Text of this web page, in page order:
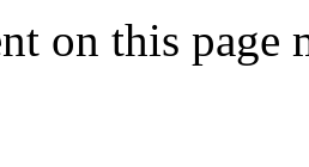
on this page